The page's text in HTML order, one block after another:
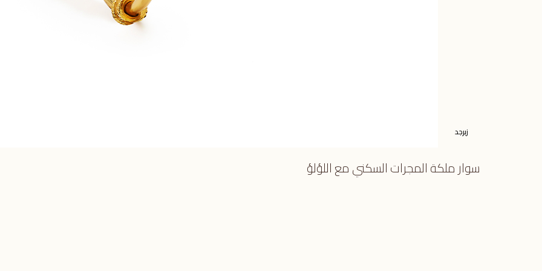
زبرجد
سوار ملكة المجرات السكني مع اللؤلؤ